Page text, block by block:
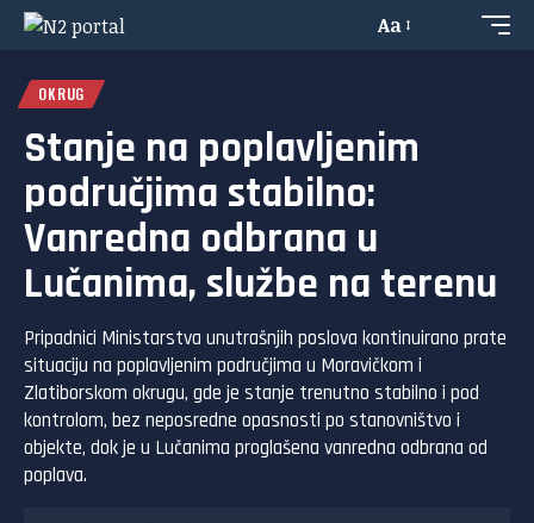
Aa
OKRUG
Stanje na poplavljenim
područjima stabilno:
Vanredna odbrana u
Lučanima, službe na terenu
Pripadnici Ministarstva unutrašnjih poslova kontinuirano prate
situaciju na poplavljenim područjima u Moravičkom i
Zlatiborskom okrugu, gde je stanje trenutno stabilno i pod
kontrolom, bez neposredne opasnosti po stanovništvo i
objekte, dok je u Lučanima proglašena vanredna odbrana od
poplava.